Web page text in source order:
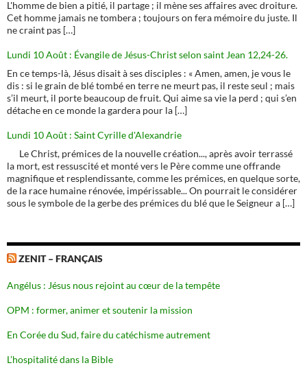
L'homme de bien a pitié, il partage ; il mène ses affaires avec droiture.
Cet homme jamais ne tombera ; toujours on fera mémoire du juste. Il
ne craint pas […]
Lundi 10 Août : Évangile de Jésus-Christ selon saint Jean 12,24-26.
En ce temps-là, Jésus disait à ses disciples : « Amen, amen, je vous le
dis : si le grain de blé tombé en terre ne meurt pas, il reste seul ; mais
s’il meurt, il porte beaucoup de fruit. Qui aime sa vie la perd ; qui s’en
détache en ce monde la gardera pour la […]
Lundi 10 Août : Saint Cyrille d'Alexandrie
Le Christ, prémices de la nouvelle création..., après avoir terrassé
la mort, est ressuscité et monté vers le Père comme une offrande
magnifique et resplendissante, comme les prémices, en quelque sorte,
de la race humaine rénovée, impérissable... On pourrait le considérer
sous le symbole de la gerbe des prémices du blé que le Seigneur a […]
ZENIT – FRANÇAIS
Angélus : Jésus nous rejoint au cœur de la tempête
OPM : former, animer et soutenir la mission
En Corée du Sud, faire du catéchisme autrement
L’hospitalité dans la Bible